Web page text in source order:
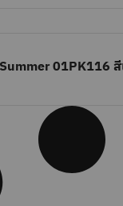
01PK116